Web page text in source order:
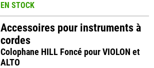
EN STOCK
Accessoires pour instruments à
cordes
Colophane HILL Foncé pour VIOLON et
ALTO